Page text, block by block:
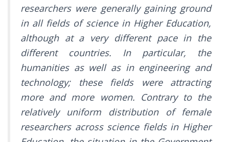
researchers were generally gaining ground
in all fields of science in Higher Education,
although at a very different pace in the
different countries. In particular, the
humanities as well as in engineering and
technology; these fields were attracting
more and more women. Contrary to the
relatively uniform distribution of female
researchers across science fields in Higher